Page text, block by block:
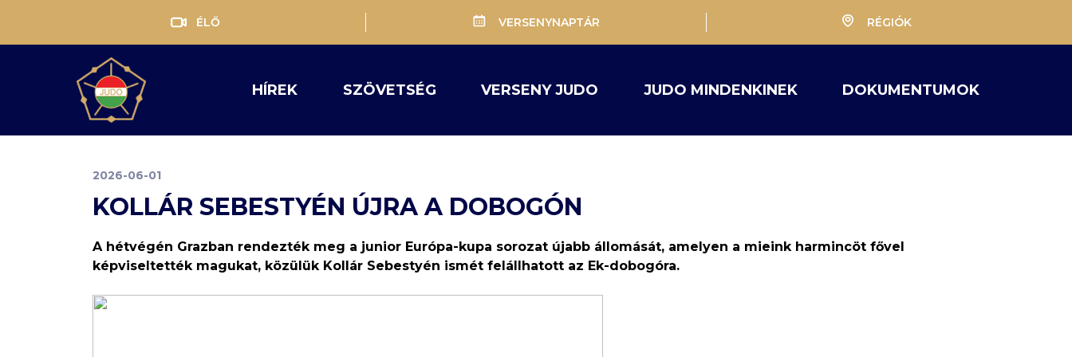
ÉLŐ VERSENYNAPTÁR RÉGIÓK
HÍREK SZÖVETSÉG VERSENY JUDO JUDO MINDENKINEK DOKUMENTUMOK
2026-06-01
KOLLÁR SEBESTYÉN ÚJRA A DOBOGÓN
A hétvégén Grazban rendezték meg a junior Európa-kupa sorozat újabb állomását, amelyen a mieink harmincöt fővel
képviseltették magukat, közülük Kollár Sebestyén ismét felállhatott az Ek-dobogóra.